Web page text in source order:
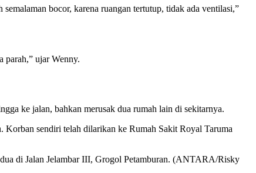
bocor, karena ruangan tertutup, tidak ada ventilasi,”
parah,” ujar Wenny.
ke jalan, bahkan merusak dua rumah lain di sekitarnya.
Korban sendiri telah dilarikan ke Rumah Sakit Royal Taruma
di Jalan Jelambar III, Grogol Petamburan. (ANTARA/Risky